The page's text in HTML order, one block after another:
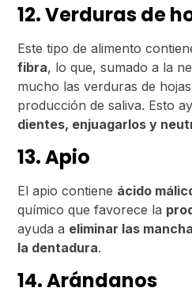
12. Verduras de
Este tipo de alimento
fibra, lo que, sumado a la
mucho las verduras de
producción de saliva. Esto
dientes, enjuagarlos y
13. Apio
El apio contiene ácido
químico que favorece la
ayuda a eliminar las
la dentadura.
14. Arándanos